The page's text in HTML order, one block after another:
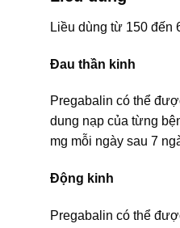
Liều dùng từ 150 đến
Đau thần kinh
Pregabalin có thể
dung nạp của từng
mg mỗi ngày sau 7
Động kinh
Pregabalin có thể